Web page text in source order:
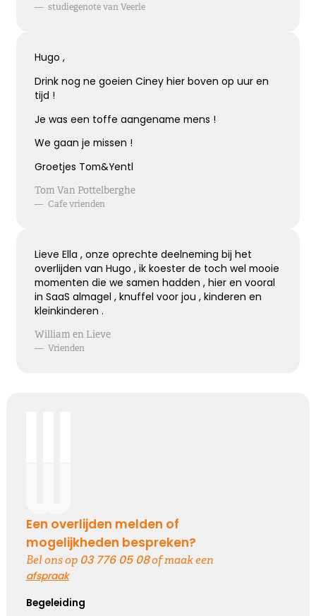
— studiegenote van Veerle
Hugo ,
Drink nog ne goeien Ciney hier boven op uur en
tijd !
Je was een toffe aangename mens !
We gaan je missen !
Groetjes Tom&Yentl
Tom Van Pottelberghe
— Cafe vrienden
Lieve Ella , onze oprechte deelneming bij het
overlijden van Hugo , ik koester de toch wel mooie
momenten die we samen hadden , hier en vooral
in SaaS almagel , knuffel voor jou , kinderen en
kleinkinderen .
William en Lieve
— Vrienden
Je denkt terug aan hoe het was
Met een glimlach en een traan
Onvoorstelbaar
Veel sterkte gewenst ...
Kies dit gedicht
Hoe verdrietig
Dat diegene die zo dierbaar was
Er niet meer is
Kies dit gedicht
Kies dit gedicht
Koester de momenten
Een overlijden melden of
mogelijkheden bespreken?
Bel ons op 03 776 05 08of maak een
afspraak
Begeleiding